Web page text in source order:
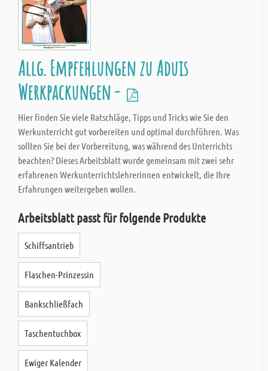
Allg. Empfehlungen zu Aduis
Werkpackungen -
Hier finden Sie viele Ratschläge, Tipps und Tricks wie Sie den
Werkunterricht gut vorbereiten und optimal durchführen. Was
sollten Sie bei der Vorbereitung, was während des Unterrichts
beachten? Dieses Arbeitsblatt wurde gemeinsam mit zwei sehr
erfahrenen Werkunterrichtslehrerinnen entwickelt, die Ihre
Erfahrungen weitergeben wollen.
Arbeitsblatt passt für folgende Produkte
Schiffsantrieb
Flaschen-Prinzessin
Bankschließfach
Taschentuchbox
Ewiger Kalender